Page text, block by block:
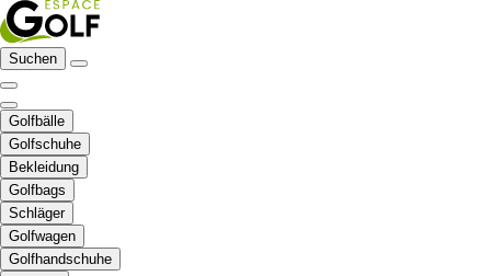
Suchen
Golfbälle
Golfschuhe
Bekleidung
Golfbags
Schläger
Golfwagen
Golfhandschuhe